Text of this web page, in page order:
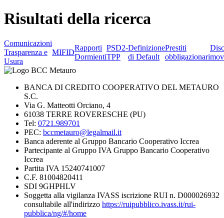
Risultati della ricerca
Comunicazioni
Trasparenza e
Usura
MIFID
Rapporti
Dormienti
PSD2-
TPP
Definizione
di Default
Prestiti
obbligazionari
BANCA DI CREDITO COOPERATIVO DEL METAURO
S.C.
Via G. Matteotti Orciano, 4
61038 TERRE ROVERESCHE (PU)
Tel: 0721.989701
PEC: bccmetauro@legalmail.it
Banca aderente al Gruppo Bancario Cooperativo Iccrea
Partecipante al Gruppo IVA Gruppo Bancario Cooperativo
Iccrea
Partita IVA 15240741007
C.F. 81004820411
SDI 9GHPHLV
Soggetta alla vigilanza IVASS iscrizione RUI n. D000026932
consultabile all'indirizzo https://ruipubblico.ivass.it/rui-
pubblica/ng/#/home